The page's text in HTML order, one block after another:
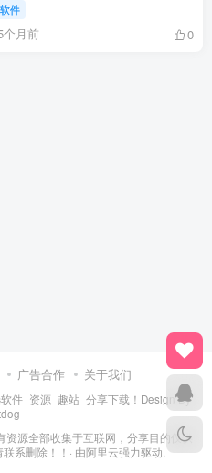
件
个月前 0
广告合作 关于我们
件_资源_趣站_分享下载！Design By
资源全部收集于互联网，分享目的仅供
系删除！！· 由阿里云强力驱动.